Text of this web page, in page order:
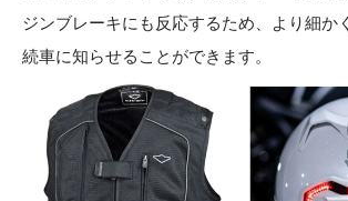
ジンブレーキにも反応するため、より細か
続車に知らせることができます。